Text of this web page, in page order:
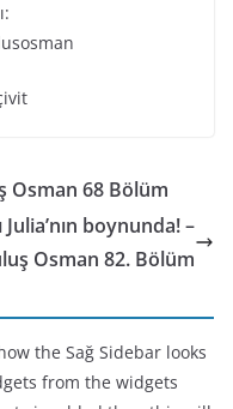
Osman 68 Bölüm
boynunda! –
Osman 82. Bölüm
the Sağ Sidebar looks
from the widgets